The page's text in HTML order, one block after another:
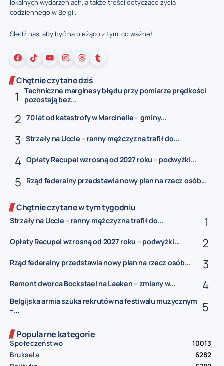
lokalnych wydarzeniach, a także treści dotyczące życia
codziennego w Belgii.
Śledź nas, aby być na bieżąco z tym, co ważne!
Chętnie czytane dziś
Techniczne marginesy błędu przy pomiarze prędkości
pozostają bez...
70 lat od katastrofy w Marcinelle – gminy...
Strzały na Uccle – ranny mężczyzna trafił do...
Opłaty Recupel wzrosną od 2027 roku – podwyżki...
Rząd federalny przedstawia nowy plan na rzecz osób...
Chętnie czytane w tym tygodniu
Strzały na Uccle – ranny mężczyzna trafił do...
Opłaty Recupel wzrosną od 2027 roku – podwyżki...
Rząd federalny przedstawia nowy plan na rzecz osób...
Remont dworca Bockstael na Laeken – zmiany w...
Belgijska armia szuka rekrutów na festiwalu muzycznym
–...
Popularne kategorie
Społeczeństwo
10013
Bruksela
6282